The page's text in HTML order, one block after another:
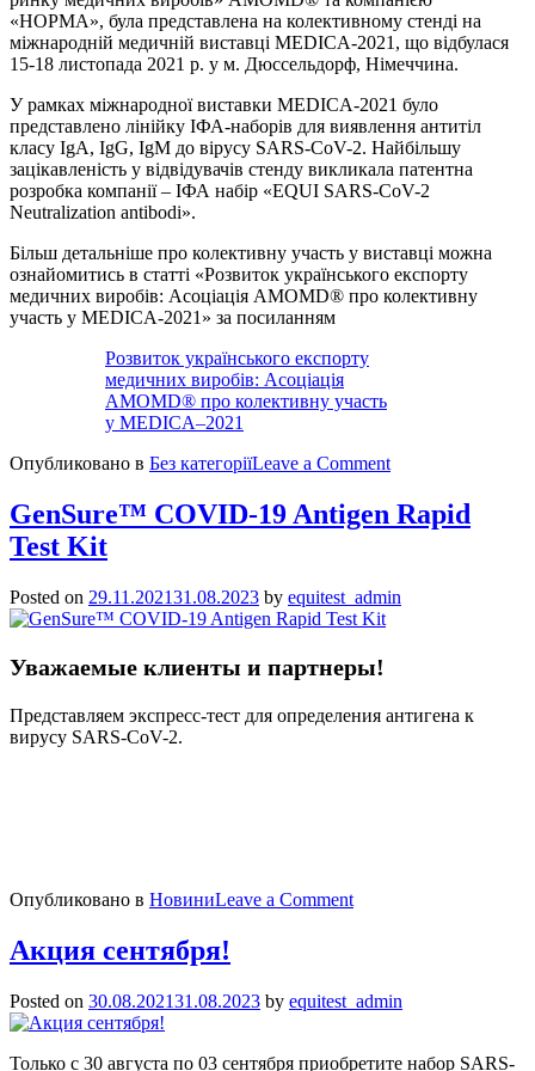
«НОРМА», була представлена на колективному стенді на
міжнародній медичній виставці MEDICA-2021, що відбулася
15-18 листопада 2021 р. у м. Дюссельдорф, Німеччина.
У рамках міжнародної виставки MEDICA-2021 було
представлено лінійку ІФА-наборів для виявлення антитіл
класу IgA, IgG, IgM до вірусу SARS-CoV-2. Найбільшу
зацікавленість у відвідувачів стенду викликала патентна
розробка компанії – ІФА набір «EQUI SARS-CoV-2
Neutralization antibodi».
Більш детальніше про колективну участь у виставці можна
ознайомитись в статті «Розвиток українського експорту
медичних виробів: Асоціація AMOMD® про колективну
участь у MEDICA-2021» за посиланням
Розвиток українського експорту
медичних виробів: Асоціація
AMOMD® про колективну участь
у MEDICA–2021
Опубликовано в Без категоріїLeave a Commenton
2021
ЕКВІТЕСТЛАБ
GenSure™ COVID-19 Antigen Rapid
Test Kit
Posted on 29.11.202131.08.2023 by equitest_admin
Уважаемые клиенты и партнеры!
Представляем экспресс-тест для определения антигена к
вирусу SARS-CoV-2.
Опубликовано в НовиниLeave a Commenton
Rapid
Акция сентября!
Posted on 30.08.202131.08.2023 by equitest_admin
Только с 30 августа по 03 сентября приобретите набор SARS-